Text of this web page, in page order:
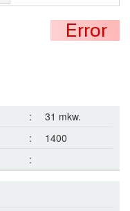
:
31 mkw.
:
1400
: